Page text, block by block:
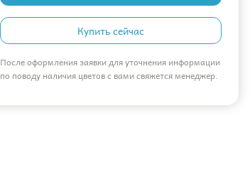
Купить сейчас
После оформления заявки для уточнения информации
по поводу наличия цветов с вами свяжется менеджер.